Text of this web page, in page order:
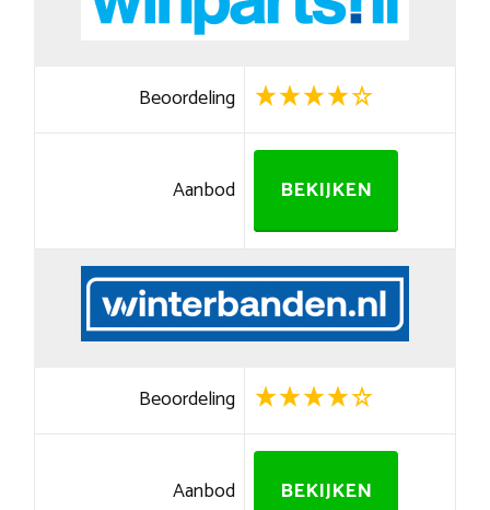
Beoordeling
Aanbod BEKIJKEN
Beoordeling
Aanbod BEKIJKEN